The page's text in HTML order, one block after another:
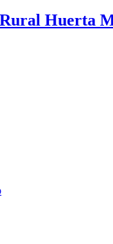
Huerta